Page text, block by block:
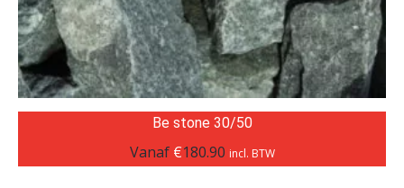
Be stone 30/50
Vanaf €180.90 incl. BTW